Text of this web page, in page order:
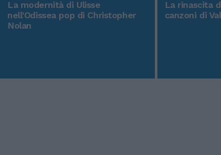
La modernità di Ulisse
nell'Odissea pop di Christopher
Nolan
La rinascita
canzoni di